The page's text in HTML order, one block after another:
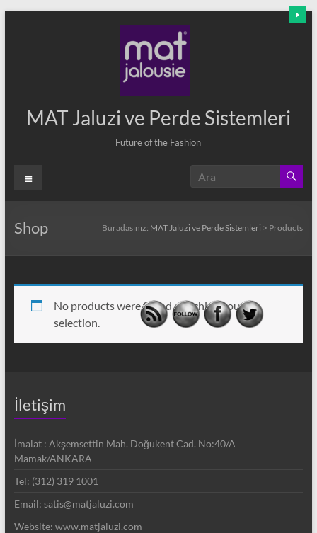
MAT Jaluzi ve Perde Sistemleri
Future of the Fashion
Menü
Shop Buradasınız: MAT Jaluzi ve Perde Sistemleri > Products
No products were found matching your
selection.
İletişim
İmalat : Akşemsettin Mah. Doğukent Cad. No:40/A
Mamak/ANKARA
Tel: (312) 319 1001
Email: satis@matjaluzi.com
Website: www.matjaluzi.com